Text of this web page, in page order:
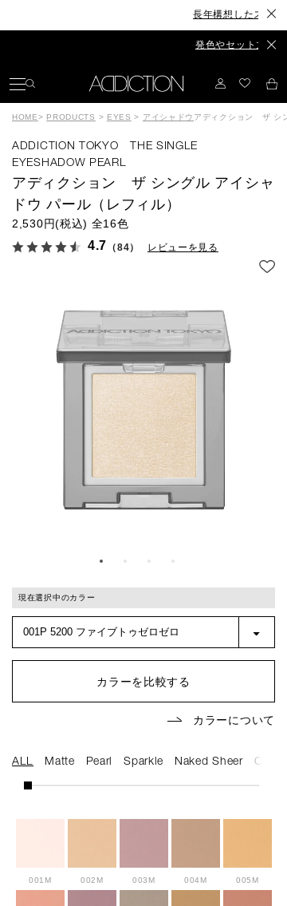
長年構想したスキンケ
発色やセット力、カラ
HOME> PRODUCTS > EYES > アイシャドウ アディクション ザ シ
ADDICTION TOKYO THE SINGLE
EYESHADOW PEARL
アディクション ザ シングル アイシャ
ドウ パール（レフィル）
2,530円(税込) 全16色
4.7 （84） レビューを見る
現在選択中のカラー
カラーを比較する
カラーについて
ALL Matte Pearl Sparkle Naked Sheer Cream
001M 002M 003M 004M 005M